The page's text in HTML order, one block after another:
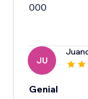
JU
Genial